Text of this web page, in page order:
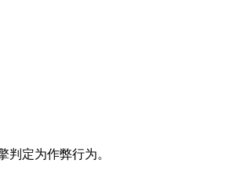
定为作弊行为。